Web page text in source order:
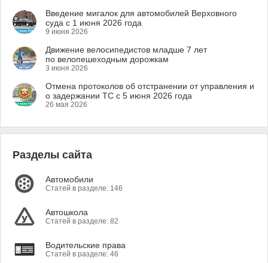
Введение мигалок для автомобилей Верховного
суда с 1 июня 2026 года
9 июня 2026
Движение велосипедистов младше 7 лет
по велопешеходным дорожкам
3 июня 2026
Отмена протоколов об отстранении от управления и
о задержании ТС с 5 июня 2026 года
26 мая 2026
Разделы сайта
Автомобили
Статей в разделе: 146
Автошкола
Статей в разделе: 82
Водительские права
Статей в разделе: 46